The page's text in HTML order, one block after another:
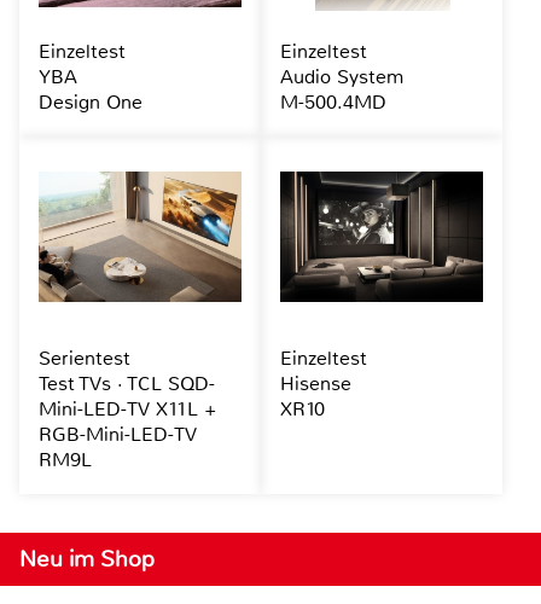
Neu im Shop
Einzeltest
YBA
Design One
Einzeltest
Audio System
M-500.4MD
Serientest
Test TVs · TCL SQD-
Mini-LED-TV X11L +
RGB-Mini-LED-TV
RM9L
Einzeltest
Hisense
XR10